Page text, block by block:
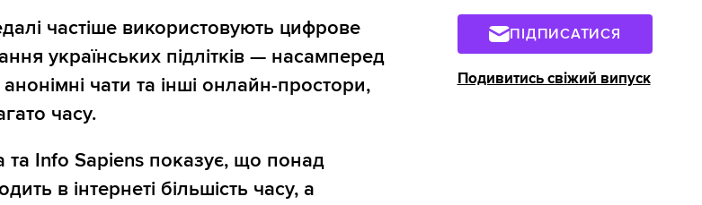
частіше використовують цифрове
українських підлітків — насамперед
чати та інші онлайн-простори,
часу.
та Info Sapiens показує, що понад
в інтернеті більшість часу, а
ПІДПИСАТИСЯ
Подивитись свіжий випуск